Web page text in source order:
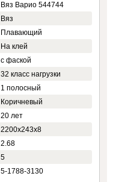
Вяз Варио 544744
Вяз
Плавающий
На клей
с фаской
32 класс нагрузки
1 полосный
Коричневый
20 лет
2200х243х8
2.68
5
5-1788-3130